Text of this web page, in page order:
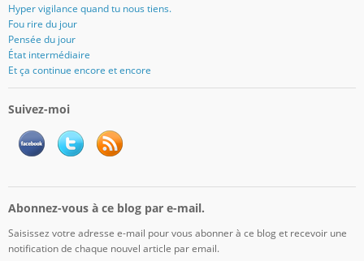
Hyper vigilance quand tu nous tiens.
Fou rire du jour
Pensée du jour
État intermédiaire
Et ça continue encore et encore
Suivez-moi
Abonnez-vous à ce blog par e-mail.
Saisissez votre adresse e-mail pour vous abonner à ce blog et recevoir une
notification de chaque nouvel article par email.